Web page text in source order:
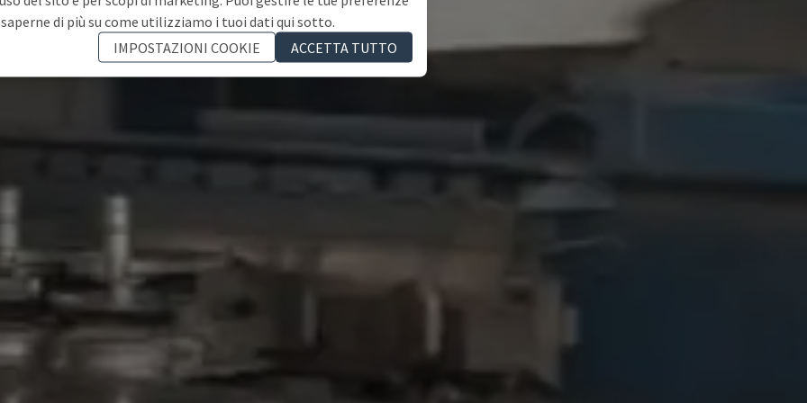
di più su come utilizziamo i tuoi dati qui sotto.
IMPOSTAZIONI COOKIE
ACCETTA TUTTO